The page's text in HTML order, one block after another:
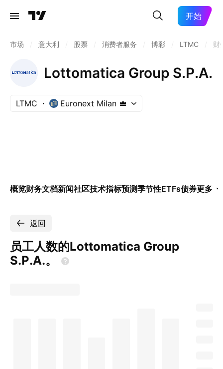
开始
市场 意大利 股票 消费者服务 博彩 LTMC 财
Lottomatica Group S.P.A.
LTMC Euronext Milan
概览财务文档新闻社区技术指标预测季节性ETFs债券更多
返回
员工人数的Lottomatica Group
S.P.A.。